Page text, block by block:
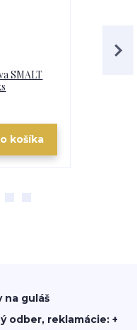
SMALT
košíka
na guláš
odber, reklamácie: +